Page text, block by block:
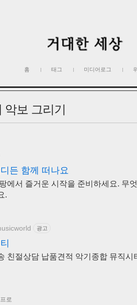
홈 태그 미디어로그
보 그리기
든 함께 떠나요
에서 즐거운 시작을 준비하세요. 무
.
광고
친절상담 납품견적 악기종합 뮤직시
로